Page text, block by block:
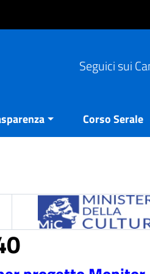
Seguici sui
Corso Serale